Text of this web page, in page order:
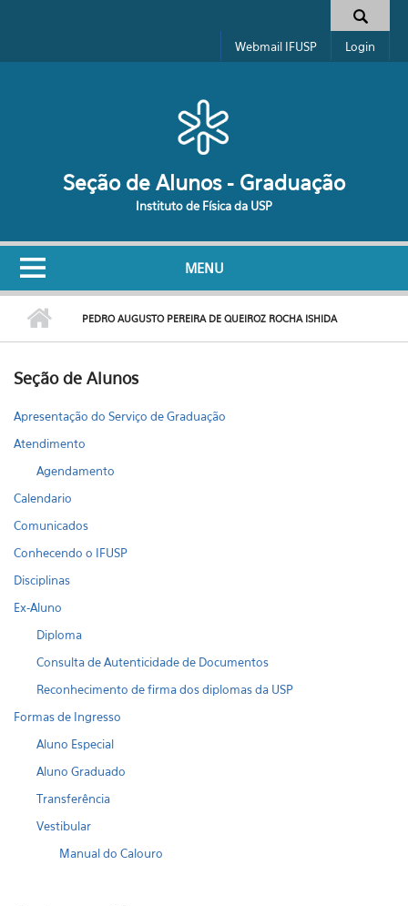
Formulário de busca
Webmail IFUSP Login
Seção de Alunos - Graduação
Instituto de Física da USP
MENU
PEDRO AUGUSTO PEREIRA DE QUEIROZ ROCHA ISHIDA
Seção de Alunos
Apresentação do Serviço de Graduação
Atendimento
Agendamento
Calendario
Comunicados
Conhecendo o IFUSP
Disciplinas
Ex-Aluno
Diploma
Consulta de Autenticidade de Documentos
Reconhecimento de firma dos diplomas da USP
Formas de Ingresso
Aluno Especial
Aluno Graduado
Transferência
Vestibular
Manual do Calouro